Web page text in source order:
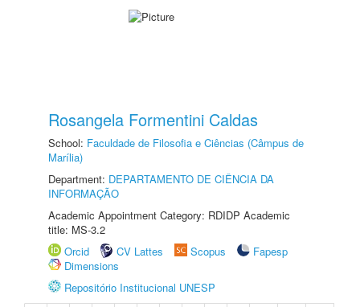
Rosangela Formentini Caldas
School: Faculdade de Filosofia e Ciências (Câmpus de
Marília)
Department: DEPARTAMENTO DE CIÊNCIA DA
INFORMAÇÃO
Academic Appointment Category: RDIDP Academic
title: MS-3.2
Orcid
CV Lattes Scopus
Fapesp
Dimensions
Repositório Institucional UNESP